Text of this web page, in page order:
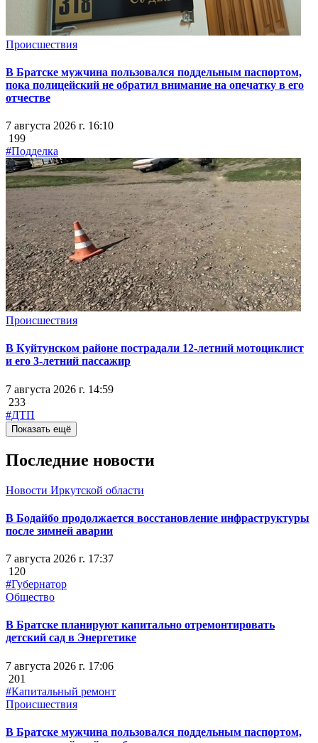
Происшествия
В Братске мужчина пользовался поддельным паспортом,
пока полицейский не обратил внимание на опечатку в его
отчестве
7 августа 2026 г. 16:10
199
#Подделка
Происшествия
В Куйтунском районе пострадали 12-летний мотоциклист
и его 3-летний пассажир
7 августа 2026 г. 14:59
233
#ДТП
Показать ещё
Последние новости
Новости Иркутской области
В Бодайбо продолжается восстановление инфраструктуры
после зимней аварии
7 августа 2026 г. 17:37
120
#Губернатор
Общество
В Братске планируют капитально отремонтировать
детский сад в Энергетике
7 августа 2026 г. 17:06
201
#Капитальный ремонт
Происшествия
В Братске мужчина пользовался поддельным паспортом,